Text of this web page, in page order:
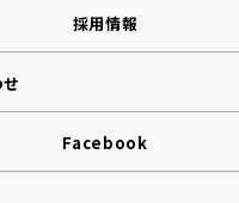
採用情報
Facebook